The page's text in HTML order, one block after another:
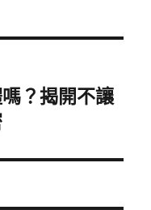
？揭開不讓